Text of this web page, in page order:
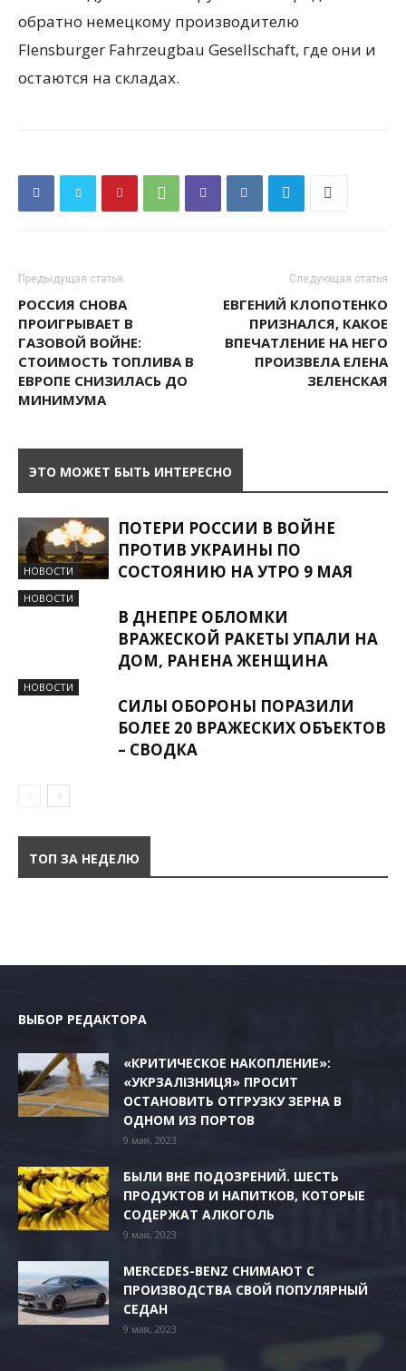
обратно немецкому производителю
Flensburger Fahrzeugbau Gesellschaft, где они и
остаются на складах.
Предыдущая статья
РОССИЯ СНОВА
ПРОИГРЫВАЕТ В
ГАЗОВОЙ ВОЙНЕ:
СТОИМОСТЬ ТОПЛИВА В
ЕВРОПЕ СНИЗИЛАСЬ ДО
МИНИМУМА
Следующая статья
ЕВГЕНИЙ КЛОПОТЕНКО
ПРИЗНАЛСЯ, КАКОЕ
ВПЕЧАТЛЕНИЕ НА НЕГО
ПРОИЗВЕЛА ЕЛЕНА
ЗЕЛЕНСКАЯ
ЭТО МОЖЕТ БЫТЬ ИНТЕРЕСНО
НОВОСТИ
ПОТЕРИ РОССИИ В ВОЙНЕ
ПРОТИВ УКРАИНЫ ПО
СОСТОЯНИЮ НА УТРО 9 МАЯ
НОВОСТИ
В ДНЕПРЕ ОБЛОМКИ
ВРАЖЕСКОЙ РАКЕТЫ УПАЛИ НА
ДОМ, РАНЕНА ЖЕНЩИНА
НОВОСТИ
СИЛЫ ОБОРОНЫ ПОРАЗИЛИ
БОЛЕЕ 20 ВРАЖЕСКИХ ОБЪЕКТОВ
– СВОДКА
ТОП ЗА НЕДЕЛЮ
ВЫБОР РЕДАКТОРА
«КРИТИЧЕСКОЕ НАКОПЛЕНИЕ»:
«УКРЗАЛІЗНИЦЯ» ПРОСИТ
ОСТАНОВИТЬ ОТГРУЗКУ ЗЕРНА В
ОДНОМ ИЗ ПОРТОВ
9 мая, 2023
БЫЛИ ВНЕ ПОДОЗРЕНИЙ. ШЕСТЬ
ПРОДУКТОВ И НАПИТКОВ, КОТОРЫЕ
СОДЕРЖАТ АЛКОГОЛЬ
9 мая, 2023
MERCEDES-BENZ СНИМАЮТ С
ПРОИЗВОДСТВА СВОЙ ПОПУЛЯРНЫЙ
СЕДАН
9 мая, 2023